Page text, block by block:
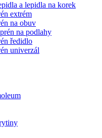
a lepidla na korek
extrém
na obuv
na podlahy
ředidlo
univerzál